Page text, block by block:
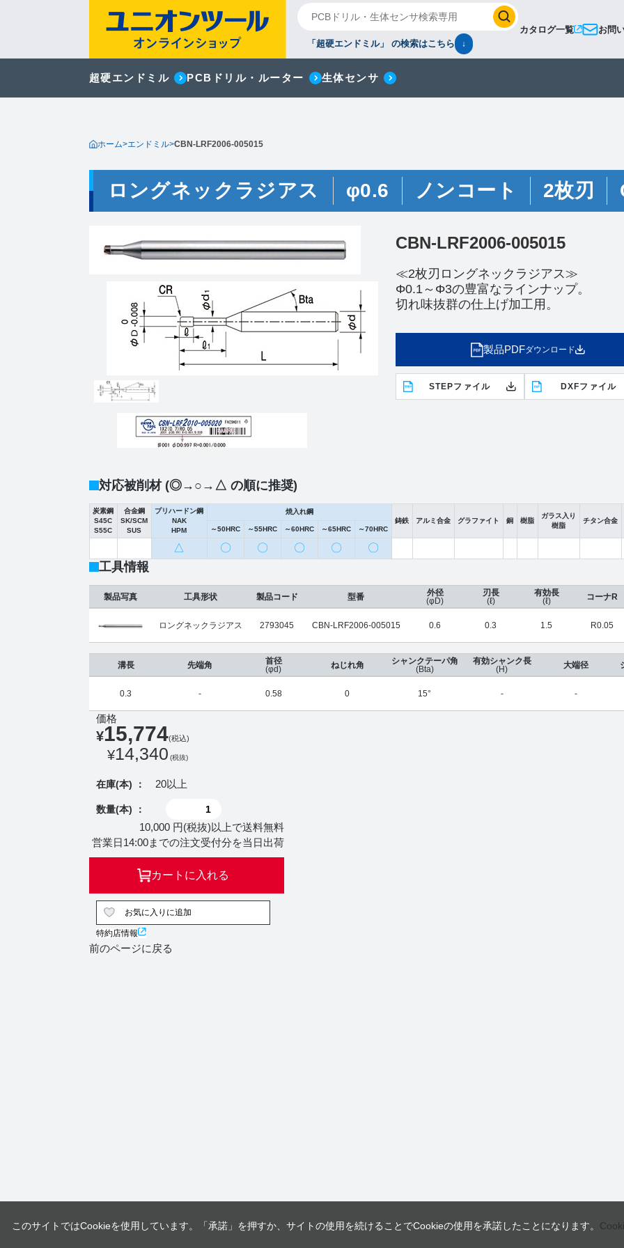
カタログ一覧 お問
「超硬エンドミル」 の検索はこちら ↓
超硬エンドミル PCBドリル・ルーター 生体センサ
ホーム>エンドミル>CBN-LRF2006-005015
ロングネックラジアス φ0.6 ノンコート 2枚刃
CBN-LRF2006-005015
≪2枚刃ロングネックラジアス≫
Φ0.1～Φ3の豊富なラインナップ。
切れ味抜群の仕上げ加工用。
製品PDFダウンロード
STEPファイル DXFファイル
対応被削材 (◎→○→△ の順に推奨)
炭素鋼
S45C
S55C
合金鋼
SK/SCM
SUS
プリハードン鋼
NAK
HPM
焼入れ鋼
鋳鉄
アルミ合金 グラファイト 銅 樹脂
ガラス入り
樹脂
チタン合金
～50HRC
～55HRC ～60HRC ～65HRC ～70HRC
△ 〇 〇 〇 〇 〇
工具情報
製品写真 工具形状
ロングネックラジアス
製品コード
2793045
型番
CBN-LRF2006-005015
外径
(φD)
0.6
刃長
(ℓ)
0.3
有効長
(ℓ)
1.5
コーナR
R0.05
溝長
0.3
先端角
-
首径
(φd)
0.58
ねじれ角
0
シャンクテーパ角
(Bta)
15°
有効シャンク長
(H)
-
大端径
-
価格
¥15,774(税込)
¥14,340 (税抜)
在庫(本) ： 20以上
数量(本) ：
10,000 円(税抜)以上で送料無料
営業日14:00までの注文受付分を当日出荷
カートに入れる
お気に入りに追加
特約店情報
前のページに戻る
このサイトではCookieを使用しています。「承諾」を押すか、サイトの使用を続けることでCookieの使用を承諾したことになります。